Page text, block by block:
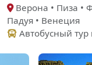
Верона • Пиза •
Падуя • Венеция
Автобусный